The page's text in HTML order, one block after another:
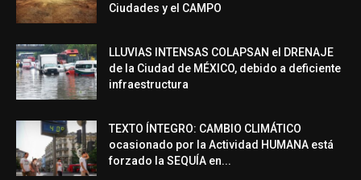
Ciudades y el CAMPO
LLUVIAS INTENSAS COLAPSAN el DRENAJE
de la Ciudad de MÉXICO, debido a deficiente
infraestructura
TEXTO ÍNTEGRO: CAMBIO CLIMÁTICO
ocasionado por la Actividad HUMANA está
forzado la SEQUÍA en...